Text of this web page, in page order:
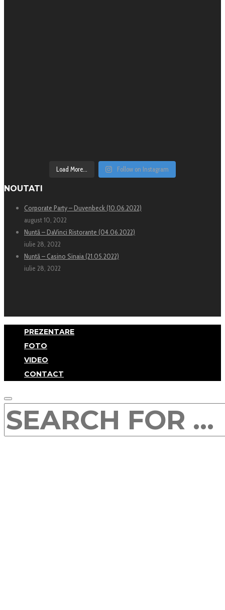
Load More... Follow on Instagram
NOUTATI
Corporate Party – Duvenbeck (10.06.2022)
august 10, 2022
Nuntă – DaVinci Ristorante (04.06.2022)
iulie 28, 2022
Nuntă – Casino Sinaia (21.05.2022)
iulie 28, 2022
PREZENTARE
FOTO
VIDEO
CONTACT
SEARCH